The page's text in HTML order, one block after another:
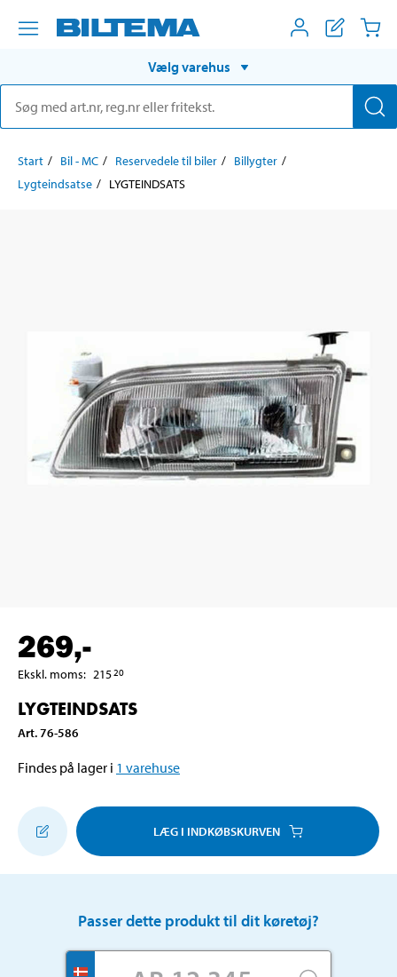
Vælg varehus
Start Bil - MC Reservedele til biler
Billygter
Lygteindsatse
LYGTEINDSATS
269,-
Ekskl. moms: 21520
LYGTEINDSATS
Art.76-586
Findes på lager i 1 varehuse
LÆG I INDKØBSKURVEN
Passer dette produkt til dit køretøj?